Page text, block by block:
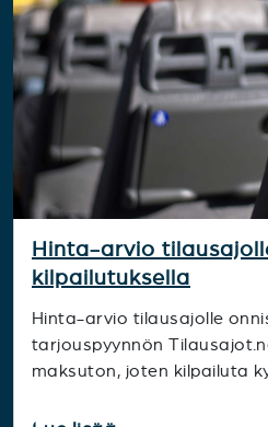
Hinta-arvio
kilpailutuksella
Hinta-arvio tilausajolle
tarjouspyynnön
maksuton, joten kilpailuta